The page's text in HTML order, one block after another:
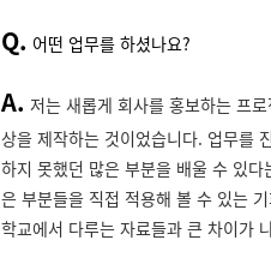
Q. 어떤 업무를 하셨나요?
A. 저는 새롭게 회사를 홍보하는 프
상을 제작하는 것이었습니다. 업무를
하지 못했던 많은 부분을 배울 수 있
은 부분들을 직접 적용해 볼 수 있는
학교에서 다루는 자료들과 큰 차이가